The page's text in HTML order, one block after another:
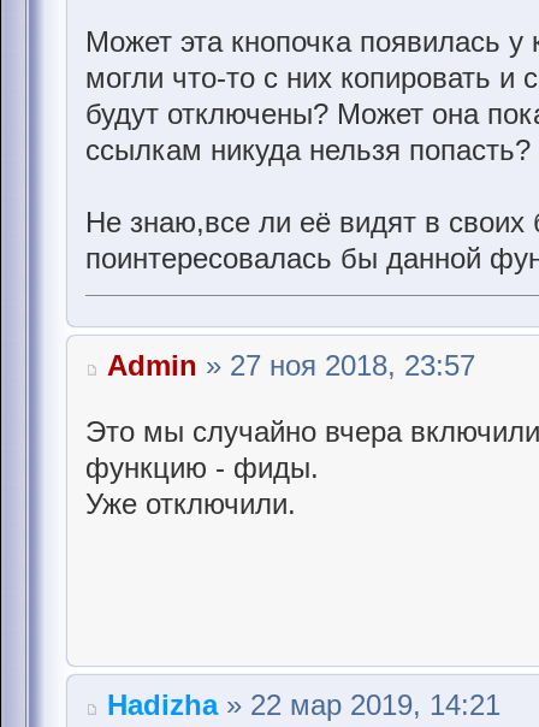
Может эта кнопочка появилась
могли что-то с них копировать и
будут отключены? Может она
ссылкам никуда нельзя попасть?
Не знаю,все ли её видят в
поинтересовалась бы данной
Admin » 27 ноя 2018, 23:57
Это мы случайно вчера
функцию - фиды.
Уже отключили.
Hadizha» 22 мар 2019, 14:21